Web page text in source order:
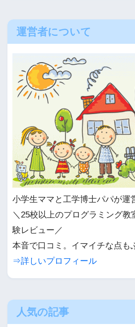
運営者について
小学生ママと工学博士パパが運
＼25校以上のプログラミング教
験レビュー／
本音で口コミ。イマイチな点も
⇒詳しいプロフィール
人気の記事